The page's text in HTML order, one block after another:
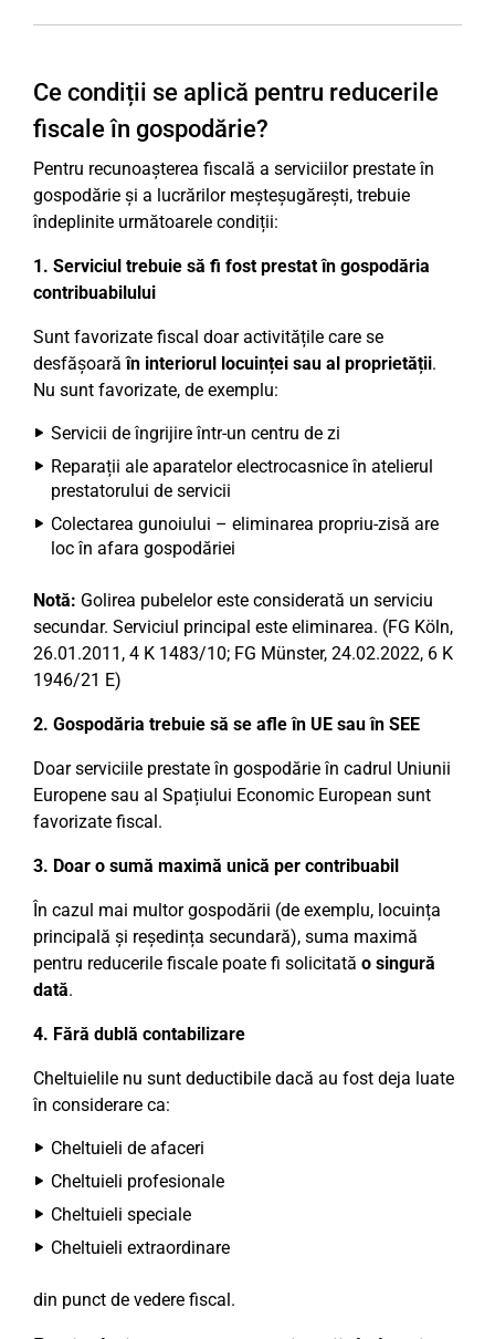
Ce condiții se aplică pentru reducerile
fiscale în gospodărie?
Pentru recunoașterea fiscală a serviciilor prestate în
gospodărie și a lucrărilor meșteșugărești, trebuie
îndeplinite următoarele condiții:
1. Serviciul trebuie să fi fost prestat în gospodăria
contribuabilului
Sunt favorizate fiscal doar activitățile care se
desfășoarăîn interiorul locuinței sau al proprietății.
Nu sunt favorizate, de exemplu:
Servicii de îngrijire într-un centru de zi
Reparații ale aparatelor electrocasnice în atelierul
prestatorului de servicii
Colectarea gunoiului – eliminarea propriu-zisă are
loc în afara gospodăriei
Notă: Golirea pubelelor este considerată un serviciu
secundar. Serviciul principal este eliminarea. (FG Köln,
26.01.2011, 4 K 1483/10; FG Münster, 24.02.2022, 6 K
1946/21 E)
2. Gospodăria trebuie să se afle în UE sau în SEE
Doar serviciile prestate în gospodărie în cadrul Uniunii
Europene sau al Spațiului Economic European sunt
favorizate fiscal.
3. Doar o sumă maximă unică per contribuabil
În cazul mai multor gospodării (de exemplu, locuința
principală și reședința secundară), suma maximă
pentru reducerile fiscale poate fi solicitată o singură
dată.
4. Fără dublă contabilizare
Cheltuielile nu sunt deductibile dacă au fost deja luate
în considerare ca:
Cheltuieli de afaceri
Cheltuieli profesionale
Cheltuieli speciale
Cheltuieli extraordinare
din punct de vedere fiscal.